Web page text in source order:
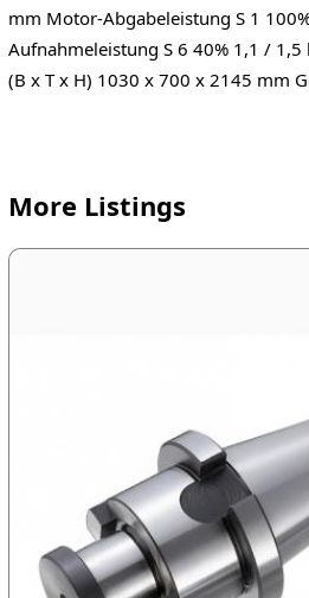
mm Motor-Abgabeleistung S 1
Aufnahmeleistung S 6 40% 1,1 /
(B x T x H) 1030 x 700 x 2145 mm
More Listings